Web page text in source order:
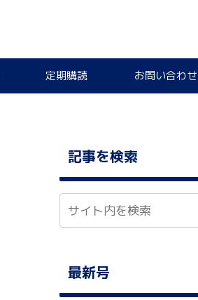
定期購読 お問い合わせ
記事を検索
最新号